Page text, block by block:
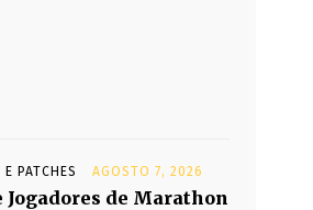
PATCHES AGOSTO 7, 2026
Jogadores de Marathon